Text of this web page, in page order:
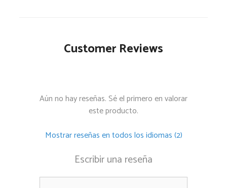
Customer Reviews
Aún no hay reseñas. Sé el primero en valorar
este producto.
Mostrar reseñas en todos los idiomas (2)
Escribir una reseña
Comentario